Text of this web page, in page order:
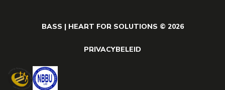
BASS | HEART FOR SOLUTIONS © 2026
PRIVACYBELEID